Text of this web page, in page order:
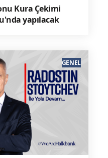
Kura Çekimi
yapılacak
GENEL